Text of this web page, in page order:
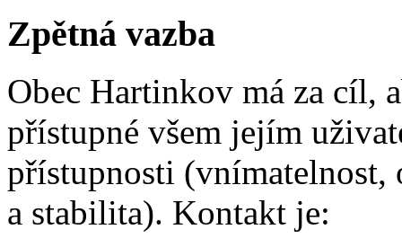
Zpětná vazba
Obec Hartinkov má za cíl,
přístupné všem jejím
přístupnosti (vnímatelnost,
a stabilita). Kontakt je: